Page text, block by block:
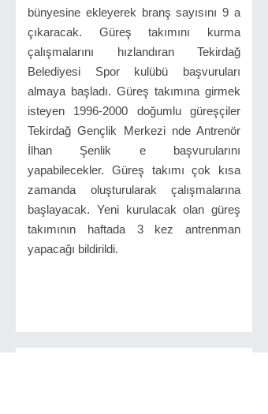
bünyesine ekleyerek branş sayısını 9 a
çıkaracak. Güreş takımını kurma
çalışmalarını hızlandıran Tekirdağ
Belediyesi Spor kulübü başvuruları
almaya başladı. Güreş takımına girmek
isteyen 1996-2000 doğumlu güreşçiler
Tekirdağ Gençlik Merkezi nde Antrenör
İlhan Şenlik e başvurularını
yapabilecekler. Güreş takımı çok kısa
zamanda oluşturularak çalışmalarına
başlayacak. Yeni kurulacak olan güreş
takımının haftada 3 kez antrenman
yapacağı bildirildi.